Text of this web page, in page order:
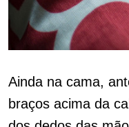
Ainda na cama,
braços acima da